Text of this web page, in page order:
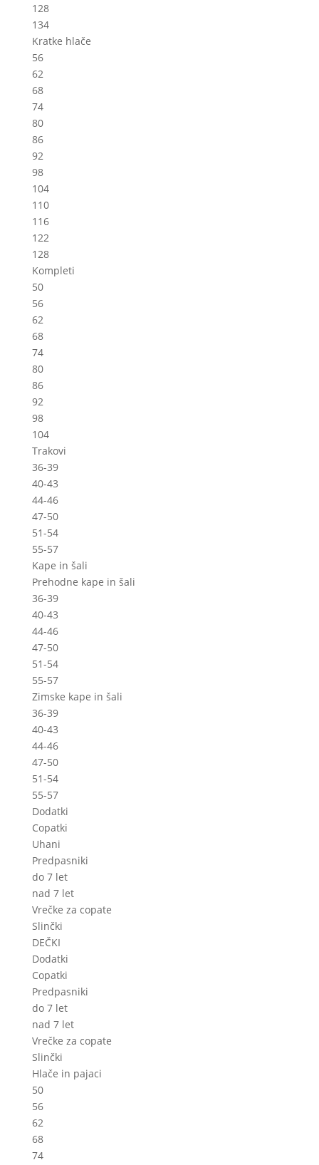
128
134
Kratke hlače
56
62
68
74
80
86
92
98
104
110
116
122
128
Kompleti
50
56
62
68
74
80
86
92
98
104
Trakovi
36-39
40-43
44-46
47-50
51-54
55-57
Kape in šali
Prehodne kape in šali
36-39
40-43
44-46
47-50
51-54
55-57
Zimske kape in šali
36-39
40-43
44-46
47-50
51-54
55-57
Dodatki
Copatki
Uhani
Predpasniki
do 7 let
nad 7 let
Vrečke za copate
Slinčki
DEČKI
Dodatki
Copatki
Predpasniki
do 7 let
nad 7 let
Vrečke za copate
Slinčki
Hlače in pajaci
50
56
62
68
74